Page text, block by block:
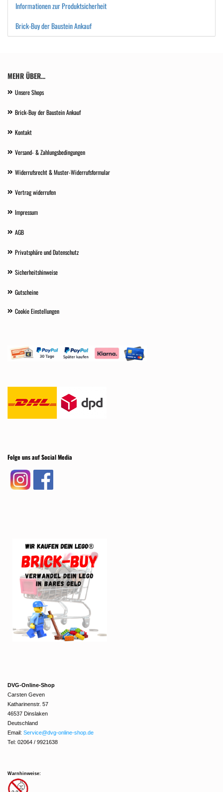
Informationen zur Produktsicherheit
Brick-Buy der Baustein Ankauf
MEHR ÜBER...
Unsere Shops
Brick-Buy der Baustein Ankauf
Kontakt
Versand- & Zahlungsbedingungen
Widerrufsrecht & Muster-Widerrufsformular
Vertrag widerrufen
Impressum
AGB
Privatsphäre und Datenschutz
Sicherheitshinweise
Gutscheine
Cookie Einstellungen
Folge uns auf Social Media
DVG-Online-Shop
Carsten Geven
Katharinenstr. 57
46537 Dinslaken
Deutschland
Email: Service@dvg-online-shop.de
Tel: 02064 / 9921638
Warnhinweise: